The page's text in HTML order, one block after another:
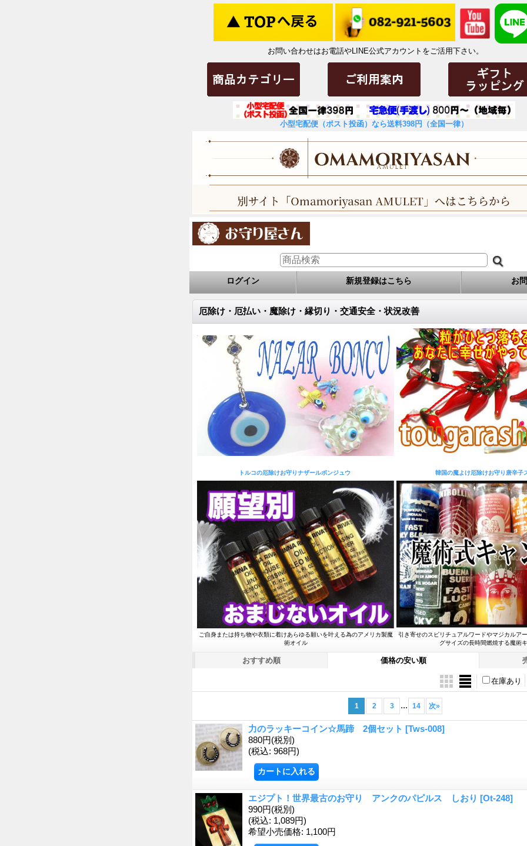
お問い合わせはお電話やLINE公式アカウントをご活用下さい。
小型宅配便（ポスト投函）なら送料398円（全国一律）
ログイン 新規登録はこちら お
厄除け・厄払い・魔除け・縁切り・交通安全・状況改善
トルコの厄除けお守りナザールボンジュウ 韓国の魔よけ厄除けお守り唐辛子
ご自身または持ち物や衣類に着けあらゆる願いを叶える為のアメリカ製魔
術オイル
引き寄せのスピリチュアルワードやマジカルア
グサイズの長時間燃焼する魔術
おすすめ順 価格の安い順
在庫あり
1 2 3 ... 14 次»
力のラッキーコイン☆馬蹄 2個セット [Tws-008]
880円(税別)
(税込: 968円)
エジプト！世界最古のお守り アンクのパピルス しおり [Ot-248]
990円(税別)
(税込: 1,089円)
希望小売価格: 1,100円